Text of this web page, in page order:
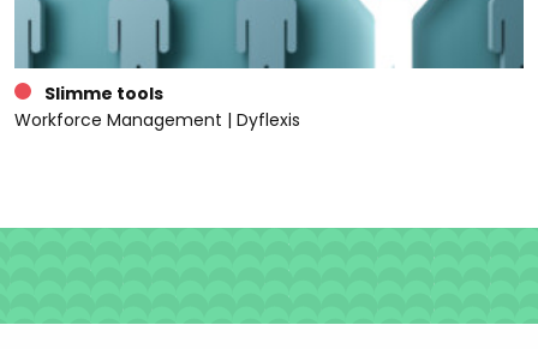
Slimme tools
Workforce Management | Dyflexis